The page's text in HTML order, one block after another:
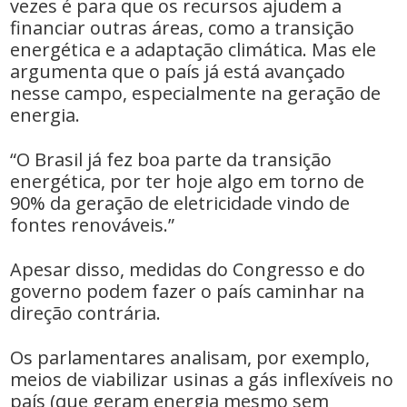
vezes é para que os recursos ajudem a
financiar outras áreas, como a transição
energética e a adaptação climática. Mas ele
argumenta que o país já está avançado
nesse campo, especialmente na geração de
energia.
“O Brasil já fez boa parte da transição
energética, por ter hoje algo em torno de
90% da geração de eletricidade vindo de
fontes renováveis.”
Apesar disso, medidas do Congresso e do
governo podem fazer o país caminhar na
direção contrária.
Os parlamentares analisam, por exemplo,
meios de viabilizar usinas a gás inflexíveis no
país (que geram energia mesmo sem